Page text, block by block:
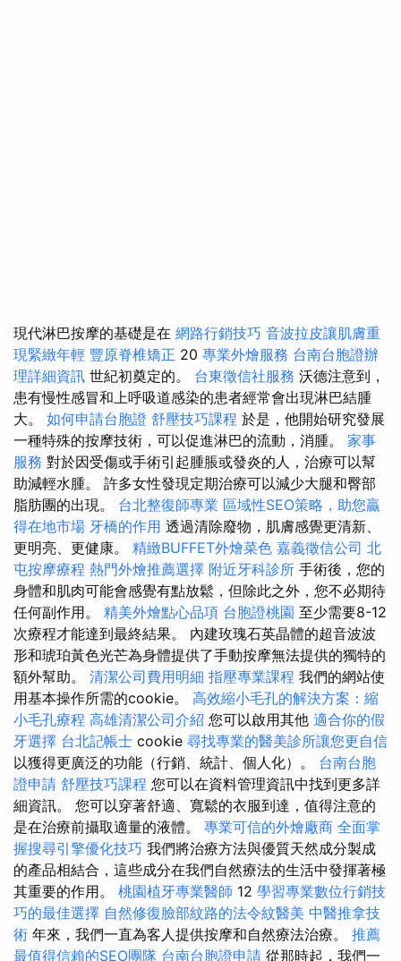
現代淋巴按摩的基礎是在 網路行銷技巧 音波拉皮讓肌膚重
現緊緻年輕 豐原脊椎矯正 20 專業外燴服務 台南台胞證辦
理詳細資訊 世紀初奠定的。 台東徵信社服務 沃德注意到，
患有慢性感冒和上呼吸道感染的患者經常會出現淋巴結腫
大。 如何申請台胞證 舒壓技巧課程 於是，他開始研究發展
一種特殊的按摩技術，可以促進淋巴的流動，消腫。 家事
服務 對於因受傷或手術引起腫脹或發炎的人，治療可以幫
助減輕水腫。 許多女性發現定期治療可以減少大腿和臀部
脂肪團的出現。 台北整復師專業 區域性SEO策略，助您贏
得在地市場 牙橋的作用 透過清除廢物，肌膚感覺更清新、
更明亮、更健康。 精緻BUFFET外燴菜色 嘉義徵信公司 北
屯按摩療程 熱門外燴推薦選擇 附近牙科診所 手術後，您的
身體和肌肉可能會感覺有點放鬆，但除此之外，您不必期待
任何副作用。 精美外燴點心品項 台胞證桃園 至少需要8-12
次療程才能達到最終結果。 內建玫瑰石英晶體的超音波波
形和琥珀黃色光芒為身體提供了手動按摩無法提供的獨特的
額外幫助。 清潔公司費用明細 指壓專業課程 我們的網站使
用基本操作所需的cookie。 高效縮小毛孔的解決方案：縮
小毛孔療程 高雄清潔公司介紹 您可以啟用其他 適合你的假
牙選擇 台北記帳士 cookie 尋找專業的醫美診所讓您更自信
以獲得更廣泛的功能（行銷、統計、個人化）。 台南台胞
證申請 舒壓技巧課程 您可以在資料管理資訊中找到更多詳
細資訊。 您可以穿著舒適、寬鬆的衣服到達，值得注意的
是在治療前攝取適量的液體。 專業可信的外燴廠商 全面掌
握搜尋引擎優化技巧 我們將治療方法與優質天然成分製成
的產品相結合，這些成分在我們自然療法的生活中發揮著極
其重要的作用。 桃園植牙專業醫師 12 學習專業數位行銷技
巧的最佳選擇 自然修復臉部紋路的法令紋醫美 中醫推拿技
術 年來，我們一直為客人提供按摩和自然療法治療。 推薦
最值得信賴的SEO團隊 台南台胞證申請 從那時起，我們一